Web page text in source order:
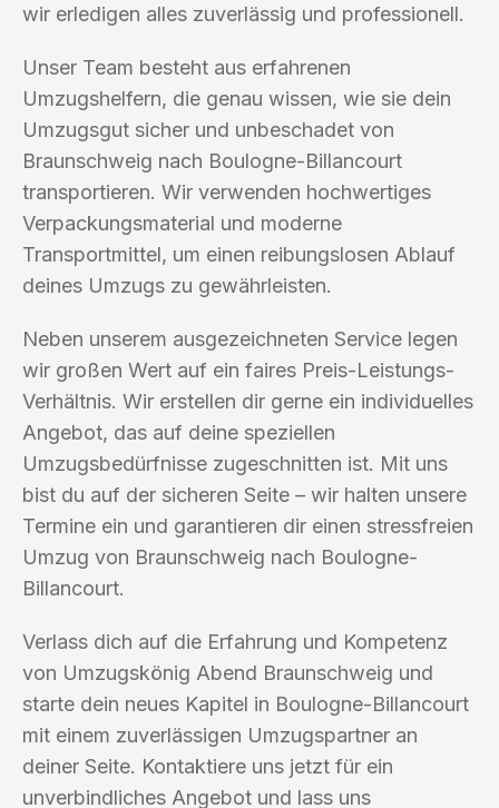
wir erledigen alles zuverlässig und professionell.
Unser Team besteht aus erfahrenen
Umzugshelfern, die genau wissen, wie sie dein
Umzugsgut sicher und unbeschadet von
Braunschweig nach Boulogne-Billancourt
transportieren. Wir verwenden hochwertiges
Verpackungsmaterial und moderne
Transportmittel, um einen reibungslosen Ablauf
deines Umzugs zu gewährleisten.
Neben unserem ausgezeichneten Service legen
wir großen Wert auf ein faires Preis-Leistungs-
Verhältnis. Wir erstellen dir gerne ein individuelles
Angebot, das auf deine speziellen
Umzugsbedürfnisse zugeschnitten ist. Mit uns
bist du auf der sicheren Seite – wir halten unsere
Termine ein und garantieren dir einen stressfreien
Umzug von Braunschweig nach Boulogne-
Billancourt.
Verlass dich auf die Erfahrung und Kompetenz
von Umzugskönig Abend Braunschweig und
starte dein neues Kapitel in Boulogne-Billancourt
mit einem zuverlässigen Umzugspartner an
deiner Seite. Kontaktiere uns jetzt für ein
unverbindliches Angebot und lass uns